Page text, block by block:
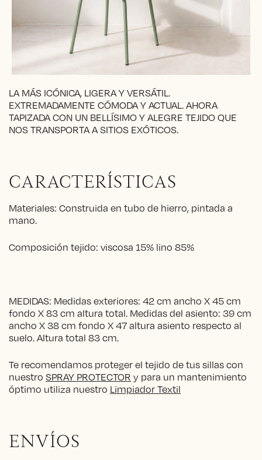
LA MÁS ICÓNICA, LIGERA Y VERSÁTIL.
EXTREMADAMENTE CÓMODA Y ACTUAL. AHORA
TAPIZADA CON UN BELLÍSIMO Y ALEGRE TEJIDO QUE
NOS TRANSPORTA A SITIOS EXÓTICOS.
CARACTERÍSTICAS
Materiales: Construida en tubo de hierro, pintada a
mano.
Composición tejido: viscosa 15% lino 85%
MEDIDAS: Medidas exteriores: 42 cm ancho X 45 cm
fondo X 83 cm altura total. Medidas del asiento: 39 cm
ancho X 38 cm fondo X 47 altura asiento respecto al
suelo. Altura total 83 cm.
Te recomendamos proteger el tejido de tus sillas con
nuestro SPRAY PROTECTOR y para un mantenimiento
óptimo utiliza nuestro Limpiador Textil
ENVÍOS